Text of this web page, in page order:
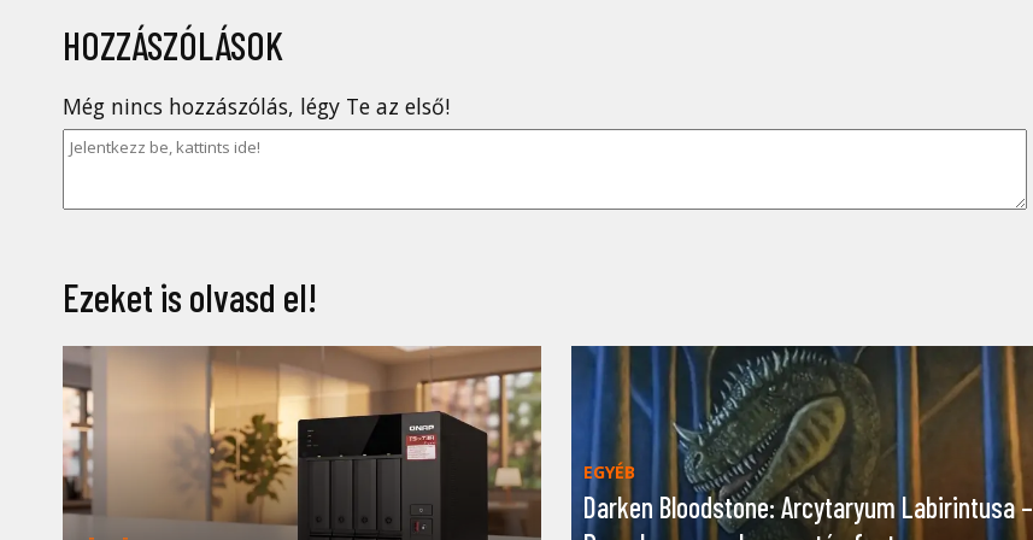
HOZZÁSZÓLÁSOK
Még nincs hozzászólás, légy Te az első!
Ezeket is olvasd el!
EGYÉB
Darken Bloodstone: Arcytaryum Labirintusa –